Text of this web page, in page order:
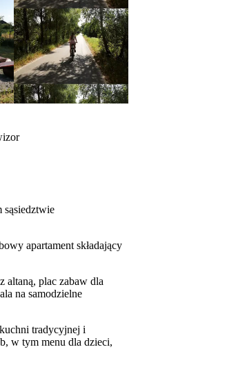
apartament składający
altaną, plac zabaw dla
na samodzielne
tradycyjnej i
w tym menu dla dzieci,